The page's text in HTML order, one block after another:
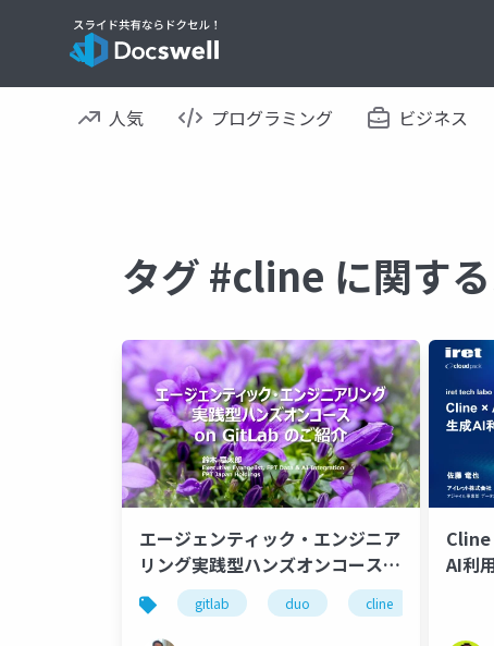
人気 プログラミング ビジネス
タグ #cline に関す
エージェンティック・エンジニア
リング実践型ハンズオンコース
on GitLab のご紹介
gitlab duo cline
AI利